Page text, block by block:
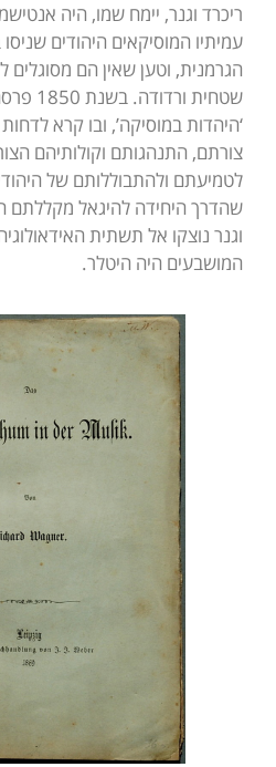
ריכרד וגנר, יימח שמו, היה
עמיתיו המוסיקאים היהודים
הגרמנית, וטען שאין הם מסוגלים
שטחית
‘היהדות במוסיקה’, ובו קרא
צורתם, התנהגותם וקולותיהם
לטמיעתם ולהתבוללותם של
שהדרך היחידה להיגאל מקללתם
וגנר נוצקו אל תשתית
המושבעים היה היטלר.